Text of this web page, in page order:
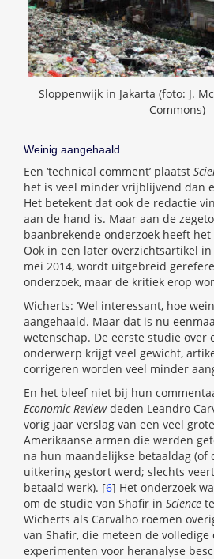
Sloppenwijk in Jakarta (foto: J.
Commons)
Weinig aangehaald
Een ‘technical comment’ plaatst
het is veel minder vrijblijvend dan
Het betekent dat ook de redactie
aan de hand is. Maar aan de
baanbrekende onderzoek heeft
Ook in een later overzichtsartikel
mei 2014, wordt uitgebreid
onderzoek, maar de kritiek erop
Wicherts: ‘Wel interessant, hoe
aangehaald. Maar dat is nu
wetenschap. De eerste studie over
onderwerp krijgt veel gewicht,
corrigeren worden veel minder
En het bleef niet bij hun
Economic Reviewdeden Leandro
vorig jaar verslag van een veel
Amerikaanse armen die werden
na hun maandelijkse betaaldag (of
uitkering gestort werd; slechts
betaald werk). [6] Het onderzoek
om de studie van Shafir in Science
Wicherts als Carvalho roemen
van Shafir, die meteen de volledige
experimenten voor heranalyse